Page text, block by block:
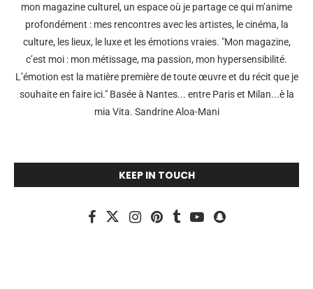
mon magazine culturel, un espace où je partage ce qui m’anime
profondément : mes rencontres avec les artistes, le cinéma, la
culture, les lieux, le luxe et les émotions vraies. "Mon magazine,
c’est moi : mon métissage, ma passion, mon hypersensibilité.
L’émotion est la matière première de toute œuvre et du récit que je
souhaite en faire ici." Basée à Nantes... entre Paris et Milan...è la
mia Vita. Sandrine Aloa-Mani
KEEP IN TOUCH